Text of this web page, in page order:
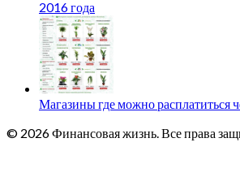
2016 года
Магазины где можно расплатиться
© 2026 Финансовая жизнь. Все права